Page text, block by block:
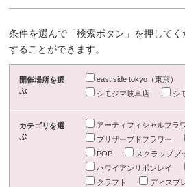
条件を選んで「検索ボタン」を押して
することができます。
開催場所を選
ぶ
east side tokyo（東京）
シモジマ岐阜店
シ
カテゴリを選
ぶ
アーティフィシャルフラ
プリザーブドフラワー
POP
スクラップブ
ハワイアンリボンレイ
クラフト
ディスプ